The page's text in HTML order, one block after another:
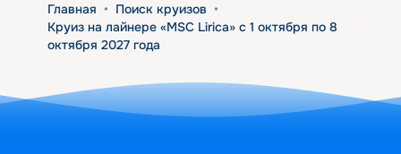
Главная • Поиск круизов •
Круиз на лайнере «MSC Lirica» с 1 октября по 8
октября 2027 года